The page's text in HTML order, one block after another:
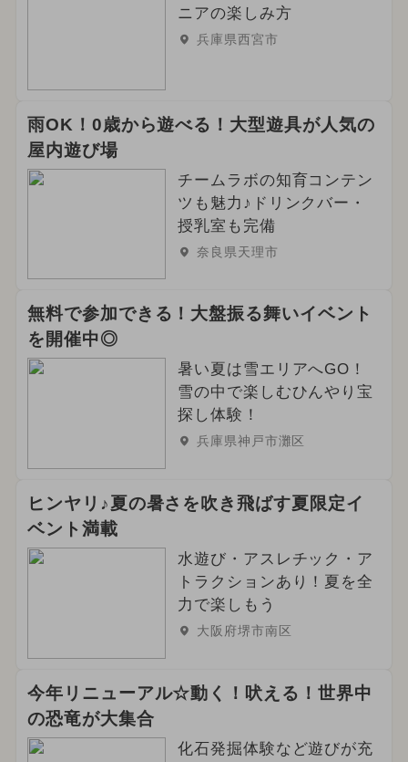
ニアの楽しみ方
兵庫県西宮市
雨OK！0歳から遊べる！大型遊具が人気の
屋内遊び場
チームラボの知育コンテン
ツも魅力♪ドリンクバー・
授乳室も完備
奈良県天理市
無料で参加できる！大盤振る舞いイベント
を開催中◎
暑い夏は雪エリアへGO！
雪の中で楽しむひんやり宝
探し体験！
兵庫県神戸市灘区
ヒンヤリ♪夏の暑さを吹き飛ばす夏限定イ
ベント満載
水遊び・アスレチック・ア
トラクションあり！夏を全
力で楽しもう
大阪府堺市南区
今年リニューアル☆動く！吠える！世界中
の恐竜が大集合
化石発掘体験など遊びが充